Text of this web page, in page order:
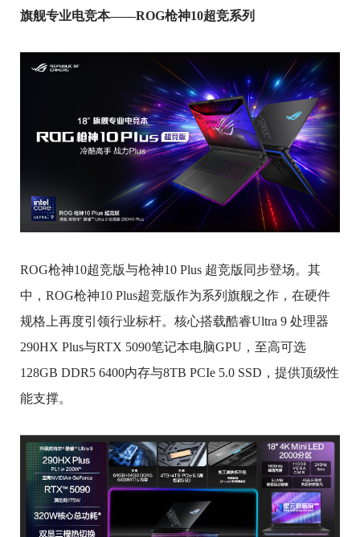
旗舰专业电竞本——ROG枪神10超竞系列
ROG枪神10超竞版与枪神10 Plus 超竞版同步登场。其
中，ROG枪神10 Plus超竞版作为系列旗舰之作，在硬件
规格上再度引领行业标杆。核心搭载酷睿Ultra 9 处理器
290HX Plus与RTX 5090笔记本电脑GPU，至高可选
128GB DDR5 6400内存与8TB PCIe 5.0 SSD，提供顶级性
能支撑。